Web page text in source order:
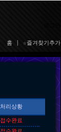
처리상황
접수완료
홈 ☆즐겨찾기추가